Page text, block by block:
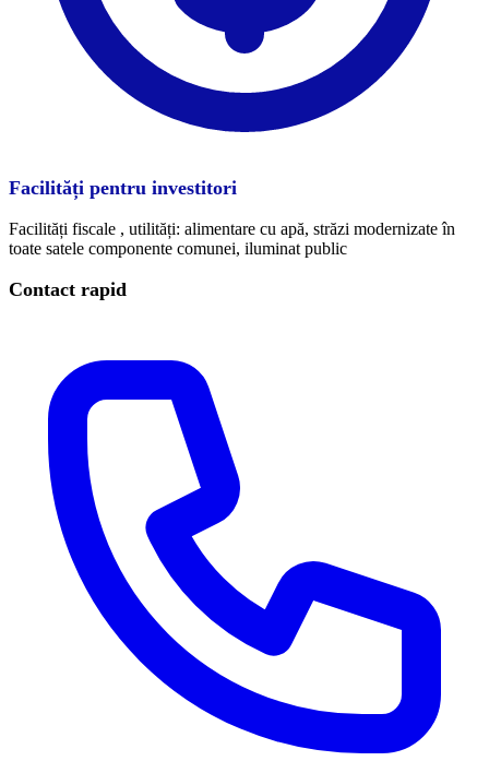
Facilități pentru investitori
Facilități fiscale , utilități: alimentare cu apă, străzi modernizate în
toate satele componente comunei, iluminat public
Contact rapid